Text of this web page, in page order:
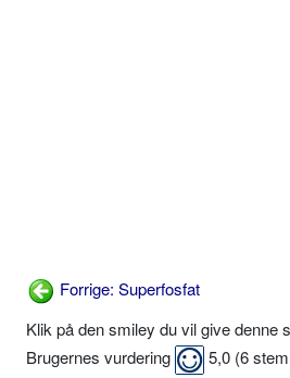
Forrige: Superfosfat
Klik på den smiley du vil give denne
Brugernes vurdering
5,0 (6